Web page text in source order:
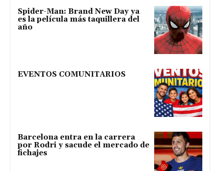
Spider-Man: Brand New Day ya
es la película más taquillera del
año
EVENTOS COMUNITARIOS
Barcelona entra en la carrera
por Rodri y sacude el mercado de
fichajes